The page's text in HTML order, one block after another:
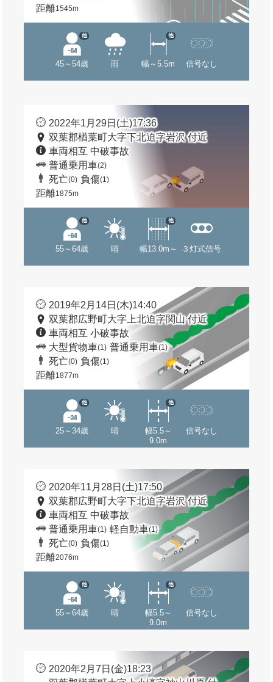
距離1545m
45～54歳
他
雨 幅～5.5m
他
信号なし
2022年1月29日(土)17:36
双葉郡楢葉町大字下北迫字岩沢 付近
車両相互 中破事故
普通乗用車(2)
死亡(0) 負傷(1)
距離1875m
55～64歳
他
晴 幅13.0m～
他
３灯式信号
2019年2月14日(木)14:40
双葉郡広野町大字上北迫字関山 付近
車両相互 小破事故
大型貨物車(1) 普通乗用車(1)
死亡(0) 負傷(1)
距離1877m
25～34歳
他
晴
幅5.5～
9.0m
他
信号なし
2020年11月28日(土)17:50
双葉郡広野町大字下北迫字岩沢 付近
車両相互 中破事故
普通乗用車(1) 軽自動車(1)
死亡(0) 負傷(1)
距離2076m
55～64歳
他
晴
幅5.5～
9.0m
他
信号なし
2020年2月7日(金)18:23